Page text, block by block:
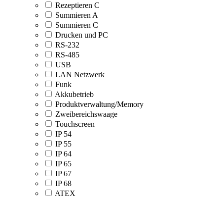
Rezeptieren C
Summieren A
Summieren C
Drucken und PC
RS-232
RS-485
USB
LAN Netzwerk
Funk
Akkubetrieb
Produktverwaltung/Memory
Zweibereichswaage
Touchscreen
IP 54
IP 55
IP 64
IP 65
IP 67
IP 68
ATEX